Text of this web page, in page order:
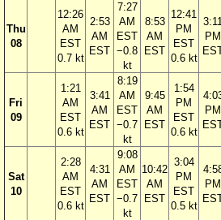
Thu
08
12:26
AM
EST
0.7 kt
2:53
AM
EST
7:27
AM
EST
−0.8
kt
8:53
AM
EST
12:41
PM
EST
0.6 kt
PM
Fri
09
1:21
AM
EST
0.6 kt
3:41
AM
EST
8:19
AM
EST
−0.7
kt
9:45
AM
EST
1:54
PM
EST
0.6 kt
PM
Sat
10
2:28
AM
EST
0.6 kt
4:31
AM
EST
9:08
AM
EST
−0.7
kt
10:42
AM
EST
3:04
PM
EST
0.5 kt
PM